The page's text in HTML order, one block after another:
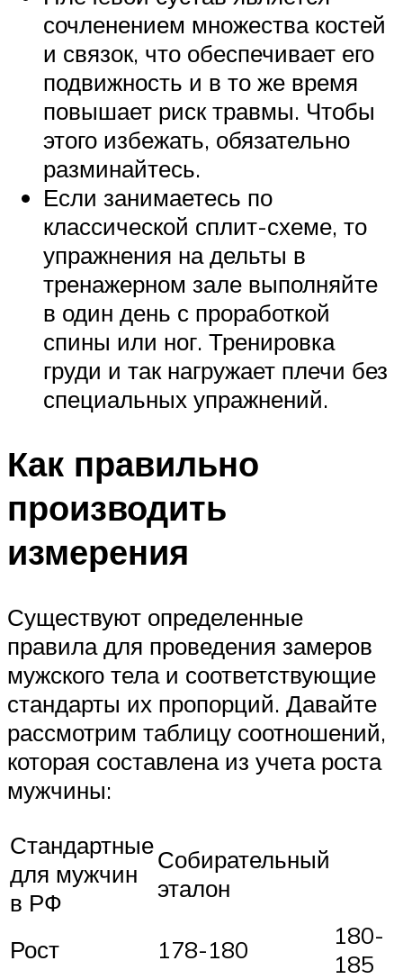
сочленением множества костей
и связок, что обеспечивает его
подвижность и в то же время
повышает риск травмы. Чтобы
этого избежать, обязательно
разминайтесь.
Если занимаетесь по
классической сплит-схеме, то
упражнения на дельты в
тренажерном зале выполняйте
в один день с проработкой
спины или ног. Тренировка
груди и так нагружает плечи без
специальных упражнений.
Как правильно
производить
измерения
Существуют определенные
правила для проведения замеров
мужского тела и соответствующие
стандарты их пропорций. Давайте
рассмотрим таблицу соотношений,
которая составлена из учета роста
мужчины:
Стандартные
для мужчин
в РФ
Собирательный
эталон
Рост 178-180
180-
185